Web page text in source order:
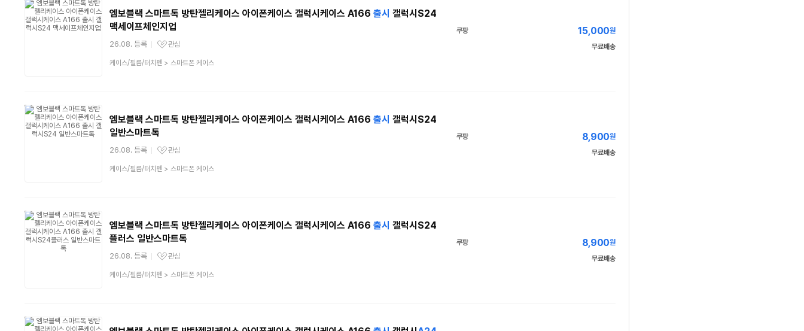
엠보블랙 스마트톡 방탄젤리케이스 아이폰케이스 갤럭시케이스 A166 출시 갤럭시S24
맥세이프체인지업
26.08. 등록
관심상품
관심
상
케이스/필름/터치펜> 스마트폰 케이스
쿠팡 15,000원
무료배송
엠보블랙 스마트톡 방탄젤리케이스 아이폰케이스 갤럭시케이스 A166 출시 갤럭시S24
일반스마트톡
26.08. 등록
관심상품
관심
상
케이스/필름/터치펜> 스마트폰 케이스
쿠팡 8,900원
무료배송
엠보블랙 스마트톡 방탄젤리케이스 아이폰케이스 갤럭시케이스 A166 출시 갤럭시S24
플러스 일반스마트톡
26.08. 등록
관심상품
관심
상
케이스/필름/터치펜> 스마트폰 케이스
쿠팡 8,900원
무료배송